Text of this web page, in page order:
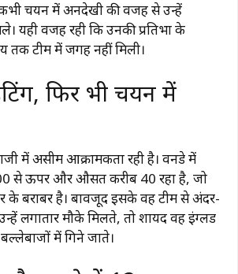
चयन में अनदेखी की वजह से उन्हें
यही वजह रही कि उनकी प्रतिभा के
टीम में जगह नहीं मिली।
फिर भी चयन में
में असीम आक्रामकता रही है। वनडे में
से ऊपर और औसत करीब 40 रहा है, जो
के बराबर है। बावजूद इसके वह टीम से अंदर-
लगातार मौके मिलते, तो शायद वह इंग्लैंड
में गिने जाते।